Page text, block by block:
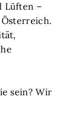
Lüften –
sein? Wir